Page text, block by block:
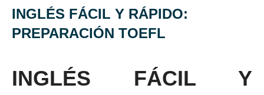
INGLÉS FÁCIL Y RÁPIDO:
PREPARACIÓN TOEFL
INGLÉS FÁCIL Y